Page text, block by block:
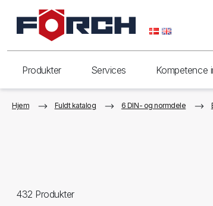
Produkter Services Kompetence
Hjem Fuldt katalog 6 DIN- og normdele
432 Produkter